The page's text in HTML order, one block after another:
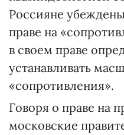
Россияне
праве на
в своем праве
устанавливать
«сопротивления».
Говоря о праве на
московские